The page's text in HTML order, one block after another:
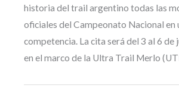
historia del trail argentino todas las
oficiales del Campeonato Nacional en
competencia. La cita será del 3 al 6 de
en el marco de la Ultra Trail Merlo